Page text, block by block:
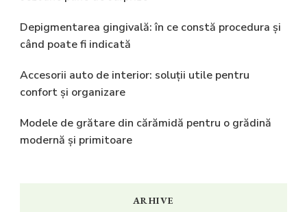
Depigmentarea gingivală: în ce constă procedura și
când poate fi indicată
Accesorii auto de interior: soluții utile pentru
confort și organizare
Modele de grătare din cărămidă pentru o grădină
modernă și primitoare
ARHIVE